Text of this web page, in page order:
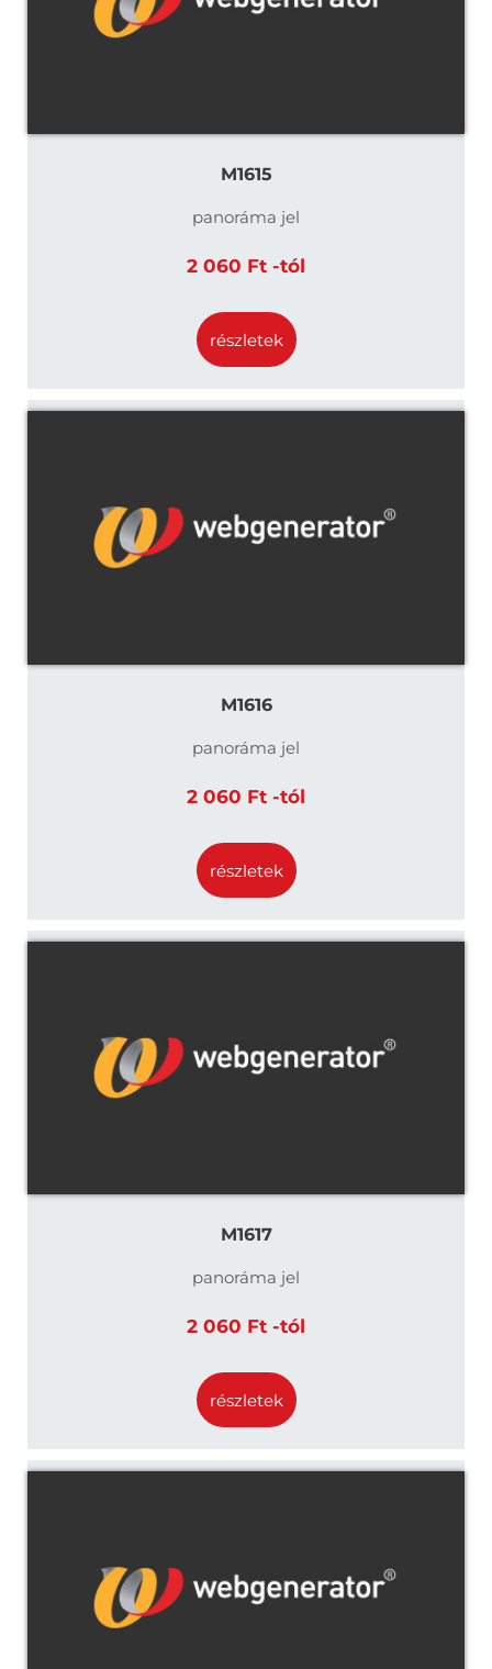
M1615
panoráma jel
2 060 Ft -tól
részletek
M1616
panoráma jel
2 060 Ft -tól
részletek
M1617
panoráma jel
2 060 Ft -tól
részletek